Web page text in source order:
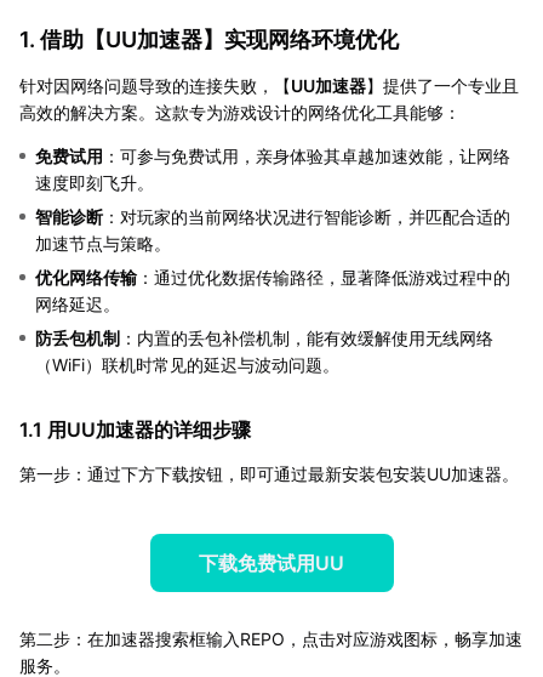
1. 借助【UU加速器】实现网络环境优化
针对因网络问题导致的连接失败，【UU加速器】提供了一个专业且
高效的解决方案。这款专为游戏设计的网络优化工具能够：
免费试用 ：可参与免费试用，亲身体验其卓越加速效能，让网络
速度即刻飞升。
智能诊断 ：对玩家的当前网络状况进行智能诊断，并匹配合适的
加速节点与策略。
优化网络传输 ：通过优化数据传输路径，显著降低游戏过程中的
网络延迟。
防丢包机制 ：内置的丢包补偿机制，能有效缓解使用无线网络
（WiFi）联机时常见的延迟与波动问题。
1.1 用UU加速器的详细步骤
第一步：通过下方下载按钮，即可通过最新安装包安装UU加速器。
下载免费试用UU
第二步：在加速器搜索框输入REPO，点击对应游戏图标，畅享加速
服务。